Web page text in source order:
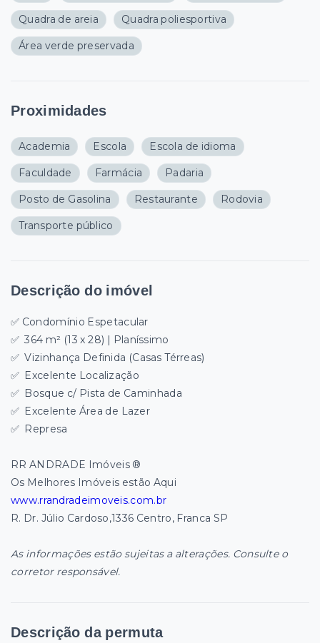
Quadra de areia Quadra poliesportiva
Área verde preservada
Proximidades
Academia Escola Escola de idioma
Faculdade Farmácia Padaria
Posto de Gasolina Restaurante Rodovia
Transporte público
Descrição do imóvel
✅ Condomínio Espetacular
✅ 364 m² (13 x 28) | Planíssimo
✅ Vizinhança Definida (Casas Térreas)
✅ Excelente Localização
✅ Bosque c/ Pista de Caminhada
✅ Excelente Área de Lazer
✅ Represa
RR ANDRADE Imóveis ®
Os Melhores Imóveis estão Aqui
www.rrandradeimoveis.com.br
R. Dr. Júlio Cardoso,1336 Centro, Franca SP
As informações estão sujeitas a alterações. Consulte o
corretor responsável.
Descrição da permuta